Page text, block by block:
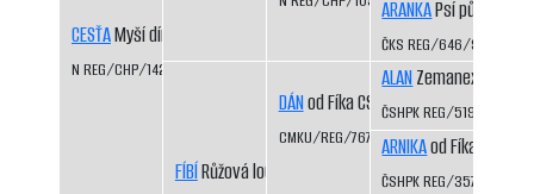
CESŤAMyší díra
N REG/CHP/1423/07/08
FÍBÍRůžová louka
DÁNod Fíka CS
CMKU/REG/767/93/98
ARANKAPsí půle CS
ČKS REG/646/92/94
ALANZemanex CS
ČSHPK REG/519/91
ARNIKAod Fíka CS
ČSHPK REG/357/89